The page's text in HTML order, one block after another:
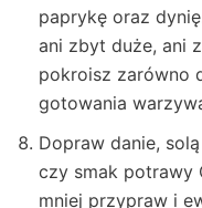
paprykę oraz
ani zbyt duże, ani
pokroisz zarówno
gotowania
Dopraw danie,
czy smak potrawy
mniej przypraw i